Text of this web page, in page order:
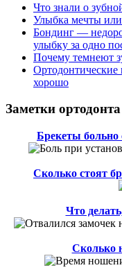
Что знали о
Улыбка мечты
Бондинг —
улыбку за одно
Почему темнеют
Ортодонтические
хорошо
Заметки ортодонта
Брекеты больно
Сколько стоят
Что
Сколько